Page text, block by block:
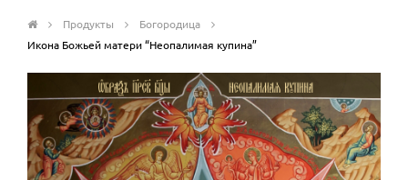
Продукты
Богородица
Икона Божьей матери “Неопалимая купина”